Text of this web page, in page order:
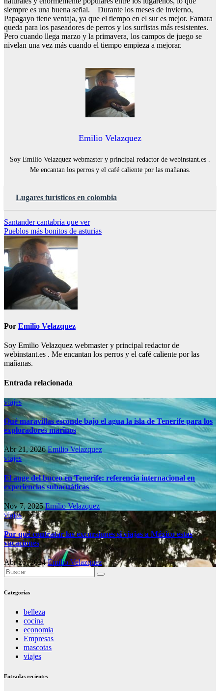
siempre es una buena señal. Durante los meses de invierno,
Papagayo tiene ventaja, ya que el tiempo en el sur es mejor. Famara
queda para los paseadores de perros y los surfistas más resistentes.
Pero cuando llega marzo y la primavera, los campos de juego se
nivelan una vez más cuando el tiempo empieza a mejorar.
Emilio Velazquez
Soy Emilio Velazquez webmaster y principal redactor de webinstant.es .
Me encantan los perros y el café caliente por las mañanas.
Lugares turísticos en colombia
Navegación
de
entradas
Santander cantabria que ver
Pueblos más bonitos de asturias
Por Emilio Velazquez
Soy Emilio Velazquez webmaster y principal redactor de
webinstant.es . Me encantan los perros y el café caliente por las
mañanas.
Entrada relacionada
viajes
Qué maravillas esconde bajo el agua la isla de Tenerife para los
exploradores marinos
Abr 21, 2026Emilio Velazquez
viajes
El auge del buceo en Tenerife: referencia internacional en
experiencias subacuáticas
Nov 7, 2025Emilio Velazquez
viajes
Por qué contratar las excursiones si viajas a México estas
vacaciones
Abr 26, 2024Emilio Velazquez
Categorías
belleza
cocina
economia
Empresas
mascotas
viajes
Entradas recientes